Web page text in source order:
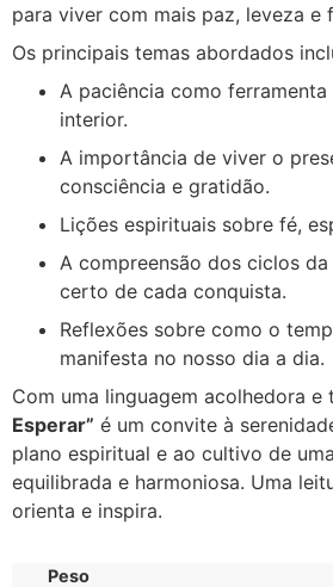
para viver com mais paz, leveza e
Os principais temas abordados
A paciência como
interior.
A importância de viver o
consciência e gratidão.
Lições espirituais sobre fé,
A compreensão dos ciclos
certo de cada conquista.
Reflexões sobre como o
manifesta no nosso dia a dia.
Com uma linguagem acolhedora e
Esperar” é um convite à
plano espiritual e ao cultivo de
equilibrada e harmoniosa. Uma
orienta e inspira.
Peso